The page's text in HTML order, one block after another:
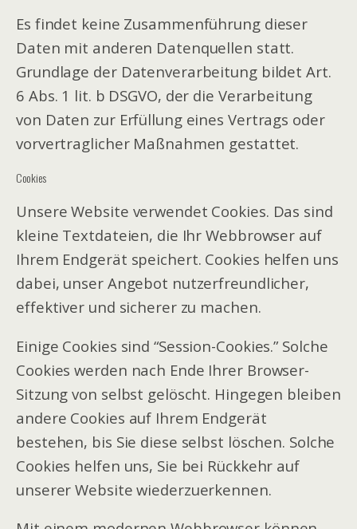
Es findet keine Zusammenführung dieser
Daten mit anderen Datenquellen statt.
Grundlage der Datenverarbeitung bildet Art.
6 Abs. 1 lit. b DSGVO, der die Verarbeitung
von Daten zur Erfüllung eines Vertrags oder
vorvertraglicher Maßnahmen gestattet.
Cookies
Unsere Website verwendet Cookies. Das sind
kleine Textdateien, die Ihr Webbrowser auf
Ihrem Endgerät speichert. Cookies helfen uns
dabei, unser Angebot nutzerfreundlicher,
effektiver und sicherer zu machen.
Einige Cookies sind “Session-Cookies.” Solche
Cookies werden nach Ende Ihrer Browser-
Sitzung von selbst gelöscht. Hingegen bleiben
andere Cookies auf Ihrem Endgerät
bestehen, bis Sie diese selbst löschen. Solche
Cookies helfen uns, Sie bei Rückkehr auf
unserer Website wiederzuerkennen.